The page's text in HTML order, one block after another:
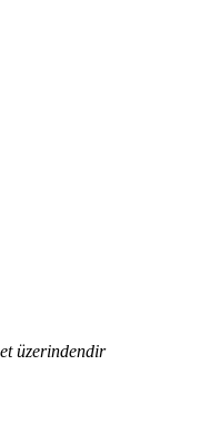
üzerindendir